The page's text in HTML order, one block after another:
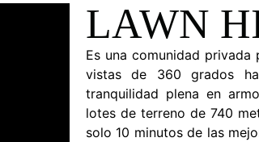
LAWN
Es una comunidad
vistas de 360 grados
tranquilidad plena en
lotes de terreno de 740
solo 10 minutos de las